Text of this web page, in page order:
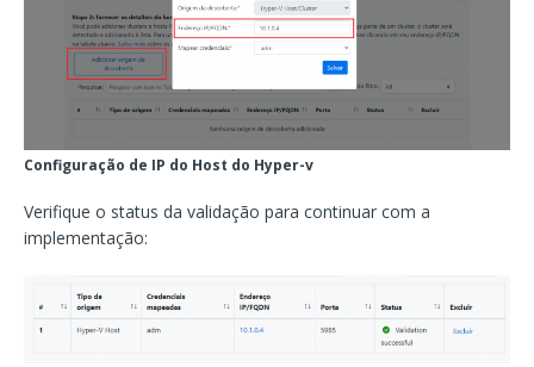
Configuração de IP do Host do Hyper-v
Verifique o status da validação para continuar com a
implementação: